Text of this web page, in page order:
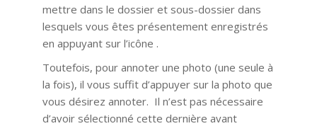
mettre dans le dossier et sous-dossier dans
lesquels vous êtes présentement enregistrés
en appuyant sur l’icône .
Toutefois, pour annoter une photo (une seule à
la fois), il vous suffit d’appuyer sur la photo que
vous désirez annoter. Il n’est pas nécessaire
d’avoir sélectionné cette dernière avant